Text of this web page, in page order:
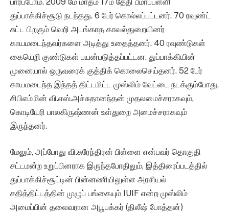
துப்பாக்கிச்சூடு நடந்தது. 6 பேர் கொல்லப்பட்டனர். 70 ரவுண்ட்
சுட்ட பிறகும் வெறி அடங்காத காவல்துறையினர்
காயமடைந்தவர்களை அடித்து உதைத்தனர். 40 ரவுண்டுகள்
கையெறி குண்டுகள் பயன்படுத்தப்பட்டன. துப்பாக்கியின்
முனையால் ஒருவரைக் குத்திக் கொலைசெய்தனர். 52 பேர்
காயமடைந்த இந்தத் திட்டமிட்ட முஸ்லிம் வேட்டை நடக்கும்போது,
சிபிஎம்மின் வி.எஸ்.அச்சுதானந்தன் முதலமைச்சராகவும்,
கொடியேரி பாலகிருஷ்ணன் உள்துறை அமைச்சராகவும்
இருந்தனர்.
மேலும், அப்போது வி.சுரேந்திரன் பிள்ளை என்பவர் தொகுதி
சட்டமன்ற உறுப்பினராக இருந்தபோதிலும், இத்திரைப்படத்தில்
துப்பாக்கிச்சூட்டின் பின்னணியிலுள்ள அரசியல்
சதித்திட்டத்தின் முழுப் பங்கையும் IUIF என்ற முஸ்லிம்
அமைப்பின் தலைவரான அபூபக்கர் (திலீஷ் போத்தன்)